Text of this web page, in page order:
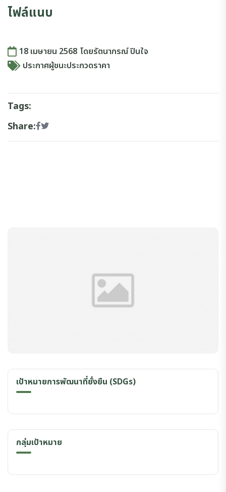
ไฟล์แนบ
18 เมษายน 2568 โดยรัตนาภรณ์ ปินใจ
ประกาศผู้ชนะประกวดราคา
Tags:
Share:
เป้าหมายการพัฒนาที่ยั่งยืน (SDGs)
กลุ่มเป้าหมาย